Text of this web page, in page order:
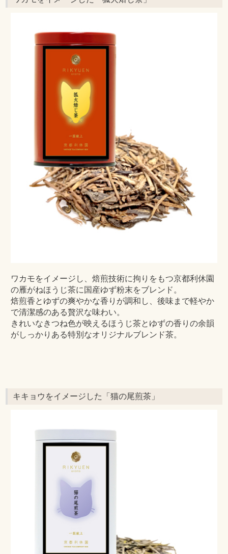
ワカモをイメージし、焙煎技術に拘りをもつ京都利休園
の雁がねほうじ茶に国産ゆず粉末をブレンド。
焙煎香とゆずの爽やかな香りが調和し、後味まで軽やか
で清潔感のある贅沢な味わい。
きれいなきつね色が映えるほうじ茶とゆずの香りの余韻
がしっかりある特別なオリジナルブレンド茶。
キキョウをイメージした「猫の尾煎茶」